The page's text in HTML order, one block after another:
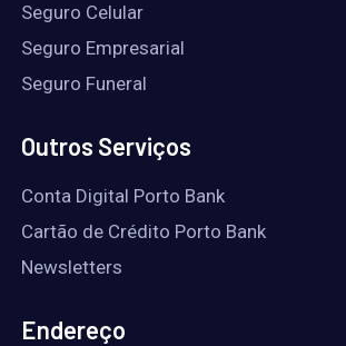
Seguro Celular
Seguro Empresarial
Seguro Funeral
Outros Serviços
Conta Digital Porto Bank
Cartão de Crédito Porto Bank
Newsletters
Endereço